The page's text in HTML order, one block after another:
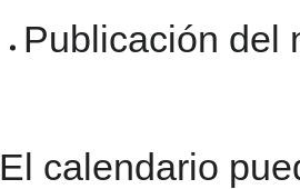
Publicación del
El calendario